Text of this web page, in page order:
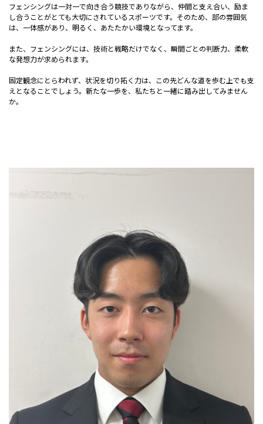
フェンシングは一対一で向き合う競技でありながら、仲間と支え合い、励ま
し合うことがとても大切にされているスポーツです。そのため、部の雰囲気
は、一体感があり、明るく、あたたかい環境となってます。
また、フェンシングには、技術と戦略だけでなく、瞬間ごとの判断力、柔軟
な発想力が求められます。
固定観念にとらわれず、状況を切り拓く力は、この先どんな道を歩む上でも支
えとなることでしょう。新たな一歩を、私たちと一緒に踏み出してみません
か。